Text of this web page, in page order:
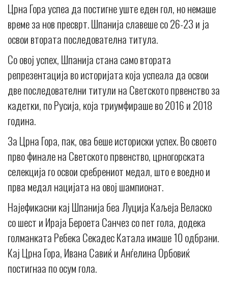
Црна Гора успеа да постигне уште еден гол, но немаше
време за нов пресврт. Шпанија славеше со 26-23 и ја
освои втората последователна титула.
Со овој успех, Шпанија стана само втората
репрезентација во историјата која успеала да освои
две последователни титули на Светското првенство за
кадетки, по Русија, која триумфираше во 2016 и 2018
година.
За Црна Гора, пак, ова беше историски успех. Во своето
прво финале на Светското првенство, црногорската
селекција го освои сребрениот медал, што е воедно и
прва медал нацијата на овој шампионат.
Најефикасни кај Шпанија беа Луција Каљеја Веласко
со шест и Ираја Бероета Санчез со пет гола, додека
голманката Ребека Секадес Катала имаше 10 одбрани.
Кај Црна Гора, Ивана Савиќ и Анѓелина Орбовиќ
постигнаа по осум гола.